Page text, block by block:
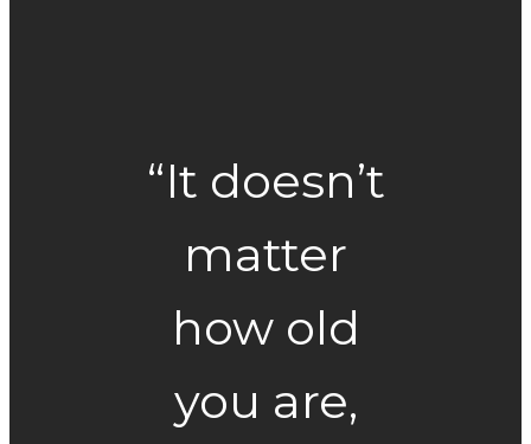
“It doesn’t
matter
how old
you are,